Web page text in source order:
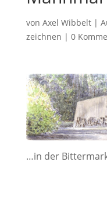
von Axel Wibbelt|
zeichnen | 0
…in der